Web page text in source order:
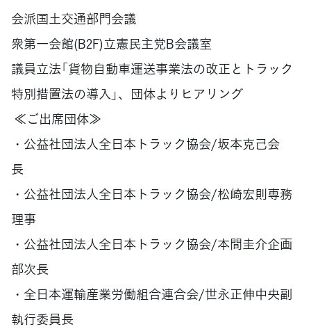
会派国土交通部門会議
衆第一会館(B2F)立憲民主党B会議室
議員立法「貨物自動車運送事業法の改正とトラック
特別措置法の導入」、団体よりヒアリング
≪ご出席団体≫
・公益社団法人全日本トラック協会/坂本克己会
長
・公益社団法人全日本トラック協会/松崎宏則専務
理事
・公益社団法人全日本トラック協会/本間圭介企画
部次長
・全日本運輸産業労働組合連合会/世永正伸中央副
執行委員長